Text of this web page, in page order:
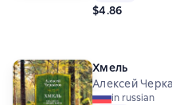
$4.86
Хмель
Алексей
in russian